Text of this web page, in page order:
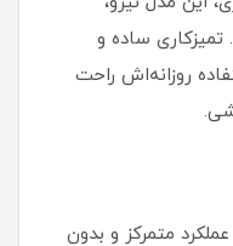
ساده و
روزانه‌اش راحت
متمرکز و بدون